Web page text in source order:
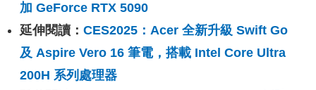
加 GeForce RTX 5090
延伸閱讀： CES2025：Acer 全新升級 Swift Go
及 Aspire Vero 16 筆電，搭載 Intel Core Ultra
200H 系列處理器